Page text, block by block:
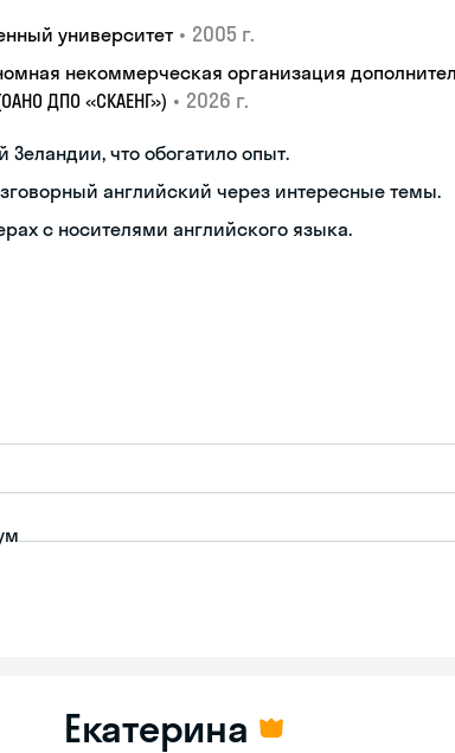
университет • 2005 г.
некоммерческая организация
ДПО «СКАЕНГ») • 2026 г.
Зеландии, что обогатило опыт.
английский через интересные темы.
с носителями английского языка.
Екатерина